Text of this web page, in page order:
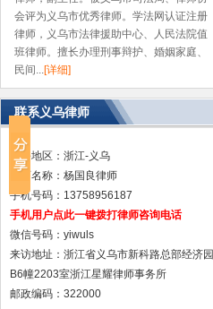
会评为义乌市优秀律师。学法网认证注册
律师，义乌市法律援助中心、人民法院值
班律师。擅长办理刑事辩护、婚姻家庭、
民间...[详细]
联系义乌律师
省份地区：浙江-义乌
律师名称：杨国良律师
手机号码：13758956187
手机用户点此一键拨打律师咨询电话
微信号码：yiwuls
来访地址：浙江省义乌市新科路总部经济园
B6幢2203室浙江星耀律师事务所
邮政编码：322000